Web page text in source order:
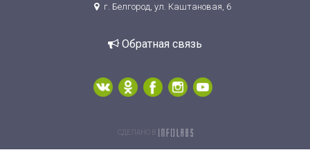
г. Белгород, ул. Каштановая, 6
Обратная связь
СДЕЛАНО В